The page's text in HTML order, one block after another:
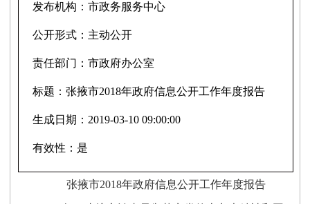
发布机构：市政务服务中心
公开形式： 主动公开
责任部门：市政府办公室
标题：张掖市2018年政府信息公开工作年度报告
生成日期： 2019-03-10 09:00:00
有效性： 是
张掖市2018年政府信息公开工作年度报告